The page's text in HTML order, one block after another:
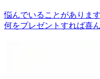
悩んでいることがありま
何をプレゼントすれば喜